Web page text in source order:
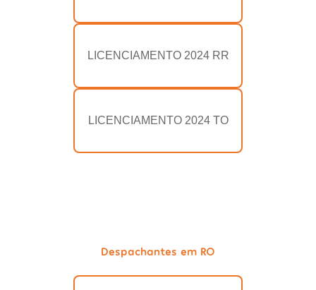
LICENCIAMENTO 2024 RR
LICENCIAMENTO 2024 TO
Despachantes em RO